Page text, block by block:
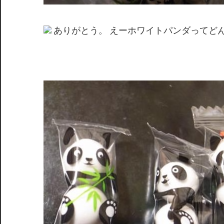
ありがとう。 えーホワイトパンダってど